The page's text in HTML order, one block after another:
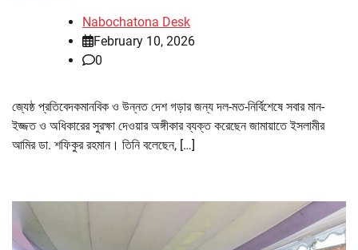
Nabochatona Desk
February 10, 2026
0
জ্যেষ্ঠ প্রতিবেদকমানবিক ও উন্নত দেশ গড়ার জন্য দল-মত-নির্বিশেষে সবার মান-
ইজ্জত ও অধিকারের সুরক্ষা দেওয়ার অঙ্গীকার ব্যক্ত করেছেন জামায়াতে ইসলামীর
আমির ডা. শফিকুর রহমান। তিনি বলেছেন, […]